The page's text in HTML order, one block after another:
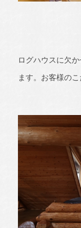
ログハウスに欠
ます。お客様の